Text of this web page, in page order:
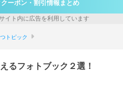
ーポン・割引情報まとめ
トピック
るフォトブック２選！